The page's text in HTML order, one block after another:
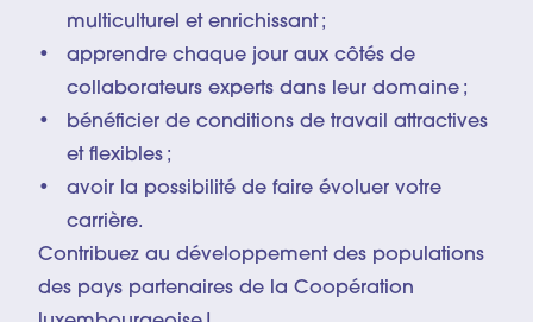
multiculturel et enrichissant ;
apprendre chaque jour aux côtés de
collaborateurs experts dans leur domaine ;
bénéficier de conditions de travail attractives
et flexibles ;
avoir la possibilité de faire évoluer votre
carrière.
Contribuez au développement des populations
des pays partenaires de la Coopération